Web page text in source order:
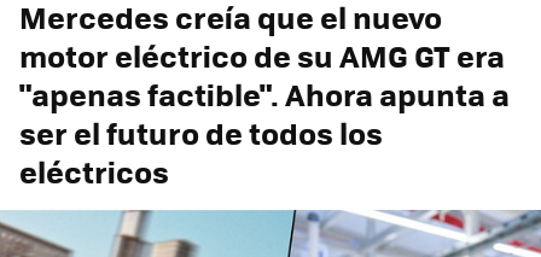
Mercedes creía que el nuevo
motor eléctrico de su AMG GT era
"apenas factible". Ahora apunta a
ser el futuro de todos los
eléctricos